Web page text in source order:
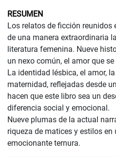
RESUMEN
Los relatos de ficción reunidos
de una manera extraordinaria
literatura femenina. Nueve
un nexo común, el amor que
La identidad lésbica, el amor,
maternidad, reflejadas desde
hacen que este libro sea un
diferencia social y emocional.
Nueve plumas de la actual
riqueza de matices y estilos en
emocionante ternura.